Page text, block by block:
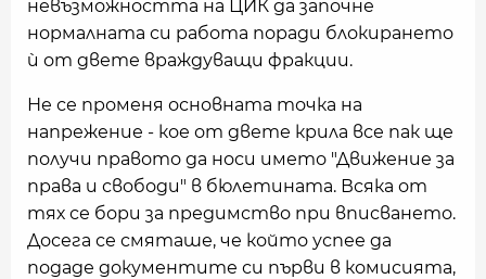
невъзможността на ЦИК да започне
нормалната си работа поради блокирането
ѝ от двете враждуващи фракции.
Не се променя основната точка на
напрежение - кое от двете крила все пак ще
получи правото да носи името "Движение за
права и свободи" в бюлетината. Всяка от
тях се бори за предимство при вписването.
Досега се смяташе, че който успее да
подаде документите си първи в комисията,